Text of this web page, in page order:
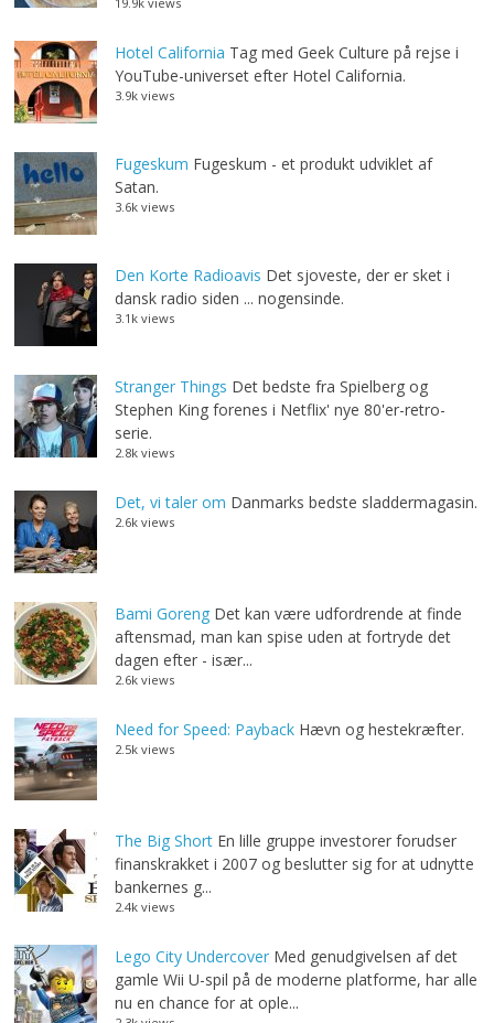
Hotel California Tag med Geek Culture på rejse i
YouTube-universet efter Hotel California.
3.9k views
Fugeskum Fugeskum - et produkt udviklet af
Satan.
3.6k views
Den Korte Radioavis Det sjoveste, der er sket i
dansk radio siden ... nogensinde.
3.1k views
Stranger Things Det bedste fra Spielberg og
Stephen King forenes i Netflix' nye 80'er-retro-
serie.
2.8k views
Det, vi taler om Danmarks bedste sladdermagasin.
2.6k views
Bami Goreng Det kan være udfordrende at finde
aftensmad, man kan spise uden at fortryde det
dagen efter - især...
2.6k views
Need for Speed: Payback Hævn og hestekræfter.
2.5k views
The Big Short En lille gruppe investorer forudser
finanskrakket i 2007 og beslutter sig for at udnytte
bankernes g...
2.4k views
Lego City Undercover Med genudgivelsen af det
gamle Wii U-spil på de moderne platforme, har alle
nu en chance for at ople...